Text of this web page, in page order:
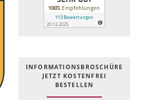
INFOR­MATIONS­BROSCHÜRE
JETZT KOSTEN­FREI
BESTELLEN